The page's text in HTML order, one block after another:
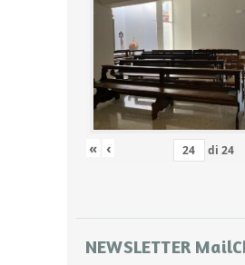
« ‹ di 24
NEWSLETTER